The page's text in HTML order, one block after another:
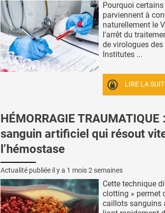
Pourquoi
parviennent à
naturellement le
l'arrêt du
de virologues
Institutes ...
LIRE LA
HÉMORRAGIE
sanguin artificiel qui résout
l’hémostase
Actualité publiée il y a 1 mois 2 semaines
Cette technique
clotting » permet
caillots sanguins